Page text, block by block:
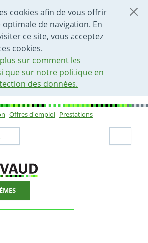
cookies afin de vous offrir
optimale de navigation. En
ce site, vous acceptez
cookies.
sur comment les
que sur notre politique en
des données.
DE LA PAGE
DE RECHERCHE
CONTACT
Offres d'emploi Prestations
le mardi 3 mars 2020